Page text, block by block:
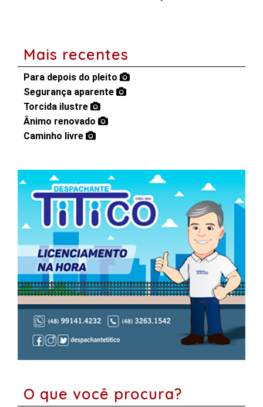
Mais recentes
Para depois do pleito
Segurança aparente
Torcida ilustre
Ânimo renovado
Caminho livre
O que você procura?